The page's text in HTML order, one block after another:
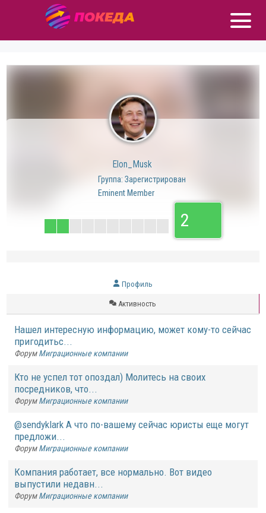
Elon_Musk
Группа: Зарегистрирован
Eminent Member
2
Профиль
Активность
Нашел интересную информацию, может кому-то сейчас
пригодитьс...
Форум Миграционные компании
Кто не успел тот опоздал) Молитесь на своих
посредников, что...
Форум Миграционные компании
@sendyklark А что по-вашему сейчас юристы еще могут
предложи...
Форум Миграционные компании
Компания работает, все нормально. Вот видео
выпустили недавн...
Форум Миграционные компании